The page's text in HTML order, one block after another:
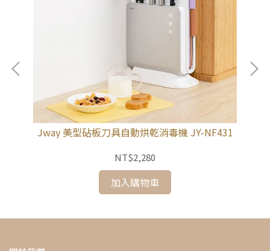
Jway 美型砧板刀具自動烘乾消毒機 JY-NF431
NT$2,280
加入購物車